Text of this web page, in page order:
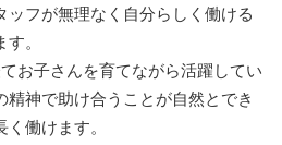
ッフが無理なく自分らしく働ける
。
お子さんを育てながら活躍してい
精神で助け合うことが自然とでき
働けます。